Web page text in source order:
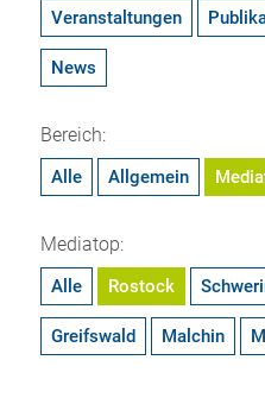
Veranstaltungen
News
Bereich:
Alle Allgemein
Mediatop:
Alle Rostock
Greifswald Malchin